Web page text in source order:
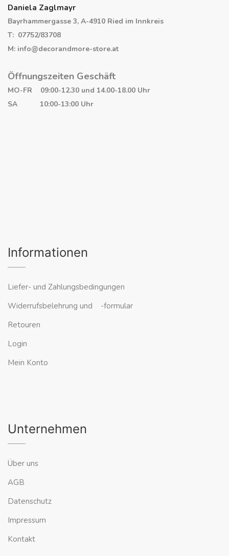
Daniela Zaglmayr
Bayrhammergasse 3, A-4910 Ried im Innkreis
T: 07752/83708
M: info@decorandmore-store.at
Öffnungszeiten Geschäft
MO-FR 09:00-12.30 und 14.00-18.00 Uhr
SA 10:00-13:00 Uhr
Informationen
Liefer- und Zahlungsbedingungen
Widerrufsbelehrung und -formular
Retouren
Login
Mein Konto
Unternehmen
Über uns
AGB
Datenschutz
Impressum
Kontakt